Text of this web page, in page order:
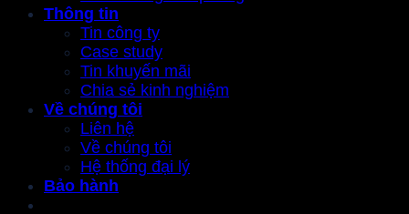
Thông tin
Tin công ty
Case study
Tin khuyến mãi
Chia sẻ kinh nghiệm
Về chúng tôi
Liên hệ
Về chúng tôi
Hệ thống đại lý
Bảo hành